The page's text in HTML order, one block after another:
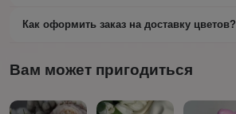
Как оформить заказ на доставку цветов?
Вам может пригодиться